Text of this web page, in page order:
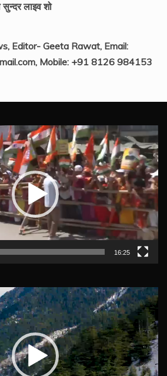
सुन्दर लाइव शो
Editor- Geeta Rawat, Email:
Mobile: +91 8126 984153
16:25